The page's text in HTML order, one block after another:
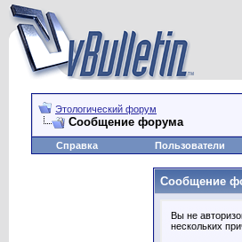
Этологический форум
Сообщение форума
Справка Пользователи
Сообщение
Вы не
нескольких